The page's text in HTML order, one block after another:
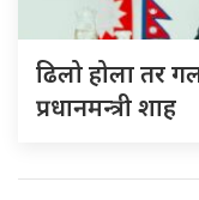
ढिलो होला तर
प्रधानमन्त्री शाह